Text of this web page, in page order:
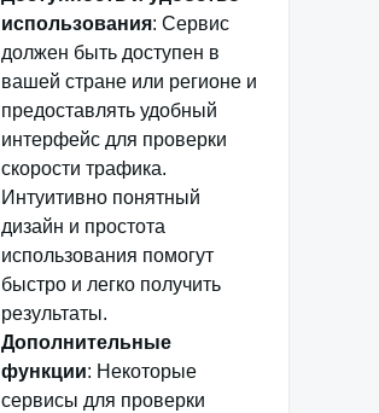
использования: Сервис
должен быть доступен в
вашей стране или регионе и
предоставлять удобный
интерфейс для проверки
скорости трафика.
Интуитивно понятный
дизайн и простота
использования помогут
быстро и легко получить
результаты.
Дополнительные
функции: Некоторые
сервисы для проверки